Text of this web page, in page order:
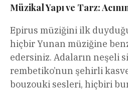
Müzikal Yapı ve Tarz:
Epirus müziğini ilk
hiçbir Yunan müziğine
edersiniz. Adaların neşeli
rembetiko’nun şehirli
bouzouki sesleri, hiçbiri